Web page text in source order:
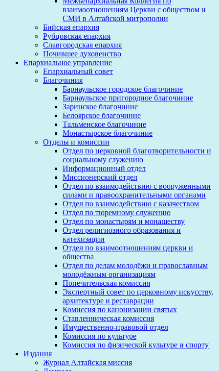
взаимоотношениям Церкви с обществом и
СМИ в Алтайской митрополии
Бийская епархия
Рубцовская епархия
Славгородская епархия
Почившее духовенство
Епархиальное управление
Епархиальный совет
Благочиния
Барнаульское городское благочиние
Барнаульское пригородное благочиние
Заринское благочиние
Белоярское благочиние
Тальменское благочиние
Монастырское благочиние
Отделы и комиссии
Отдел по церковной благотворительности и
социальному служению
Информационный отдел
Миссионерский отдел
Отдел по взаимодействию с вооруженными
силами и правоохранительными органами
Отдел по взаимодействию с казачеством
Отдел по тюремному служению
Отдел по монастырям и монашеству
Отдел религиозного образования и
катехизации
Отдел по взаимоотношениям церкви и
общества
Отдел по делам молодёжи и православным
молодёжным организациям
Попечительская комиссия
Экспертный совет по церковному искусству,
архитектуре и реставрации
Комиссия по канонизации святых
Ставленническая комиссия
Имущественно-правовой отдел
Комиссия по культуре
Комиссия по физической культуре и спорту
Издания
Журнал Алтайская миссия